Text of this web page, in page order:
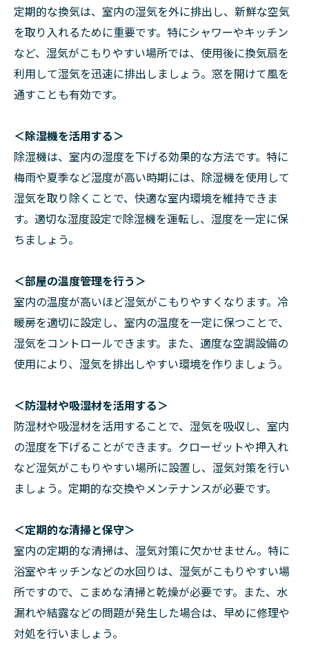
定期的な換気は、室内の湿気を外に排出し、新鮮な空気
を取り入れるために重要です。特にシャワーやキッチン
など、湿気がこもりやすい場所では、使用後に換気扇を
利用して湿気を迅速に排出しましょう。窓を開けて風を
通すことも有効です。
＜除湿機を活用する＞
除湿機は、室内の湿度を下げる効果的な方法です。特に
梅雨や夏季など湿度が高い時期には、除湿機を使用して
湿気を取り除くことで、快適な室内環境を維持できま
す。適切な湿度設定で除湿機を運転し、湿度を一定に保
ちましょう。
＜部屋の温度管理を行う＞
室内の温度が高いほど湿気がこもりやすくなります。冷
暖房を適切に設定し、室内の温度を一定に保つことで、
湿気をコントロールできます。また、適度な空調設備の
使用により、湿気を排出しやすい環境を作りましょう。
＜防湿材や吸湿材を活用する＞
防湿材や吸湿材を活用することで、湿気を吸収し、室内
の湿度を下げることができます。クローゼットや押入れ
など湿気がこもりやすい場所に設置し、湿気対策を行い
ましょう。定期的な交換やメンテナンスが必要です。
＜定期的な清掃と保守＞
室内の定期的な清掃は、湿気対策に欠かせません。特に
浴室やキッチンなどの水回りは、湿気がこもりやすい場
所ですので、こまめな清掃と乾燥が必要です。また、水
漏れや結露などの問題が発生した場合は、早めに修理や
対処を行いましょう。